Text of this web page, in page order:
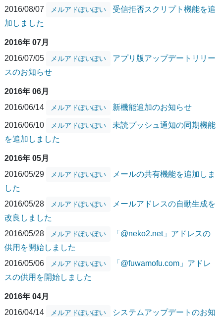
2016/08/07
メルアドぽいぽい
受信拒否スクリプト機能を追
加しました
2016年 07月
2016/07/05
メルアドぽいぽい
アプリ版アップデートリリー
スのお知らせ
2016年 06月
2016/06/14
メルアドぽいぽい 新機能追加のお知らせ
2016/06/10 メルアドぽいぽい
未読プッシュ通知の同期機能
を追加しました
2016年 05月
2016/05/29
メルアドぽいぽい
メールの共有機能を追加しま
した
2016/05/28
メルアドぽいぽい
メールアドレスの自動生成を
改良しました
2016/05/28
メルアドぽいぽい
「@neko2.net」アドレスの
供用を開始しました
2016/05/06
メルアドぽいぽい
「@fuwamofu.com」アドレ
スの供用を開始しました
2016年 04月
2016/04/14
メルアドぽいぽい
システムアップデートのお知